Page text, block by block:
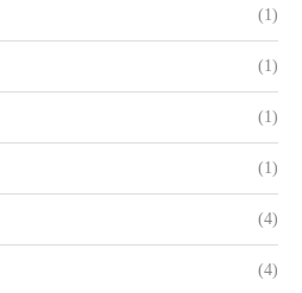
(1)
(1)
(1)
(1)
(4)
(4)